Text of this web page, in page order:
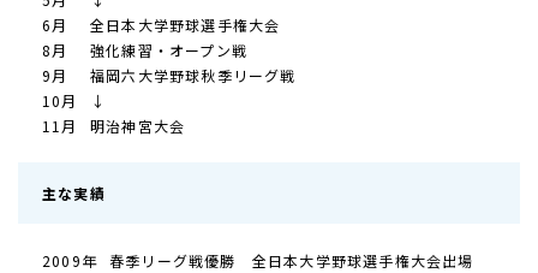
6月
全日本大学野球選手権大会
8月
強化練習・オープン戦
9月
福岡六大学野球秋季リーグ戦
10月
↓
11月
明治神宮大会
主な実績
2009年
春季リーグ戦優勝 全日本大学野球選手権大会出場